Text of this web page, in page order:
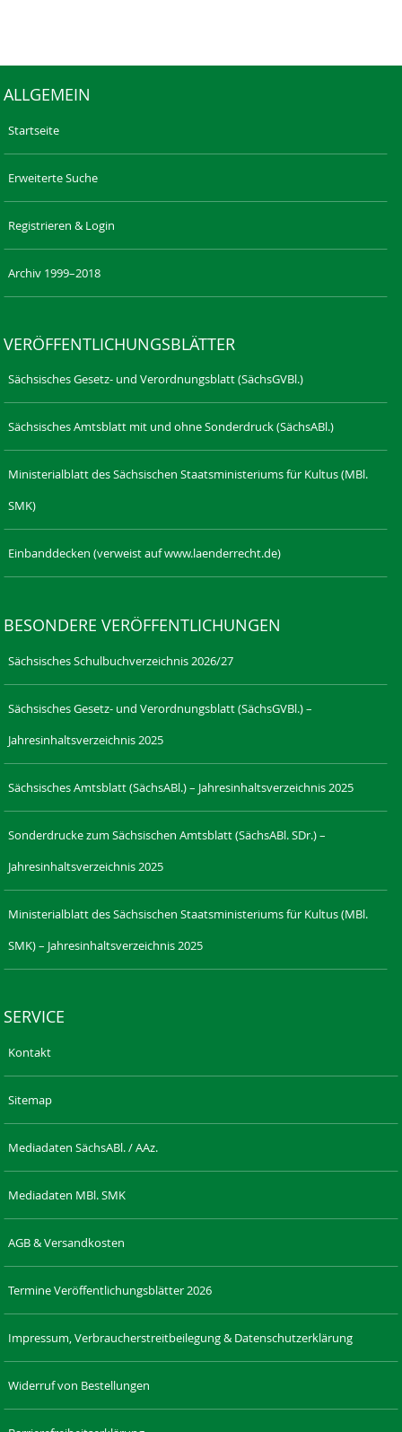
ALLGEMEIN
Startseite
Erweiterte Suche
Registrieren & Login
Archiv 1999–2018
VERÖFFENTLICHUNGSBLÄTTER
Sächsisches Gesetz- und Verordnungsblatt (SächsGVBl.)
Sächsisches Amtsblatt mit und ohne Sonderdruck (SächsABl.)
Ministerialblatt des Sächsischen Staatsministeriums für Kultus (MBl.
SMK)
Einbanddecken (verweist auf www.laenderrecht.de)
BESONDERE VERÖFFENTLICHUNGEN
Sächsisches Schulbuchverzeichnis 2026/27
Sächsisches Gesetz- und Verordnungsblatt (SächsGVBl.) –
Jahresinhaltsverzeichnis 2025
Sächsisches Amtsblatt (SächsABl.) – Jahresinhaltsverzeichnis 2025
Sonderdrucke zum Sächsischen Amtsblatt (SächsABl. SDr.) –
Jahresinhaltsverzeichnis 2025
Ministerialblatt des Sächsischen Staatsministeriums für Kultus (MBl.
SMK) – Jahresinhaltsverzeichnis 2025
SERVICE
Kontakt
Sitemap
Mediadaten SächsABl. / AAz.
Mediadaten MBl. SMK
AGB & Versandkosten
Termine Veröffentlichungsblätter 2026
Impressum, Verbraucherstreitbeilegung & Datenschutzerklärung
Widerruf von Bestellungen